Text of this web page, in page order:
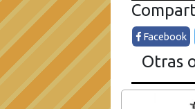
Facebook
Otras